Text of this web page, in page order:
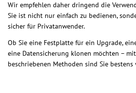
Wir empfehlen daher dringend die
Sie ist nicht nur einfach zu bedienen,
sicher für Privatanwender.
Ob Sie eine Festplatte für ein Upgrade,
eine Datensicherung klonen möchten –
beschriebenen Methoden sind Sie